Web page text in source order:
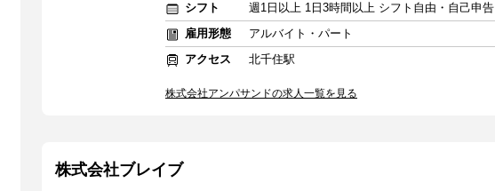
シフト
週1日以上 1日3時間以上 シフト自由・自己申告
雇用形態
アルバイト・パート
アクセス
北千住駅
株式会社アンパサンドの求人一覧を見る
株式会社ブレイブ